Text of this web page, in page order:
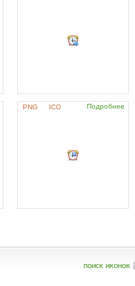
PNG ICO Подробнее
поиск иконок|